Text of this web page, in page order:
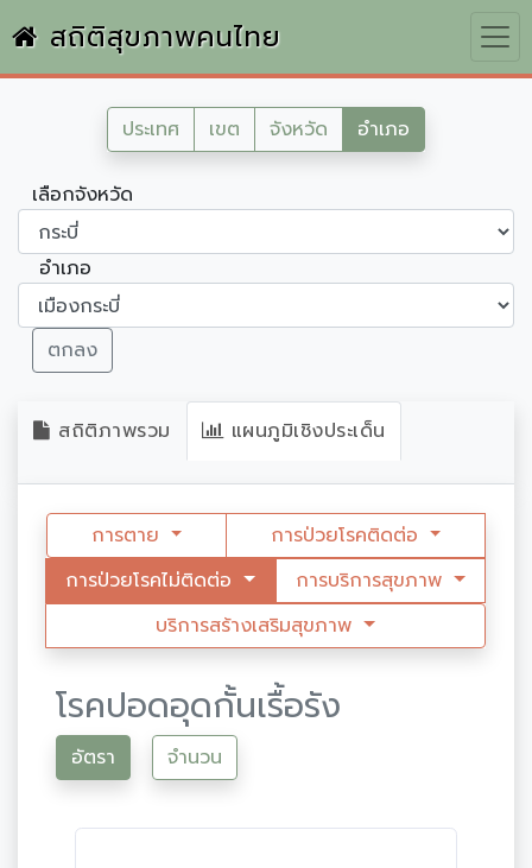
สถิติสุขภาพคนไทย
ประเทศ เขต จังหวัด อำเภอ
เลือกจังหวัด
อำเภอ
ตกลง
สถิติภาพรวม แผนภูมิเชิงประเด็น
การตาย
การป่วยโรคติดต่อ
การป่วยโรคไม่ติดต่อ
การบริการสุขภาพ
บริการสร้างเสริมสุขภาพ
โรคปอดอุดกั้นเรื้อรัง
อัตรา จำนวน